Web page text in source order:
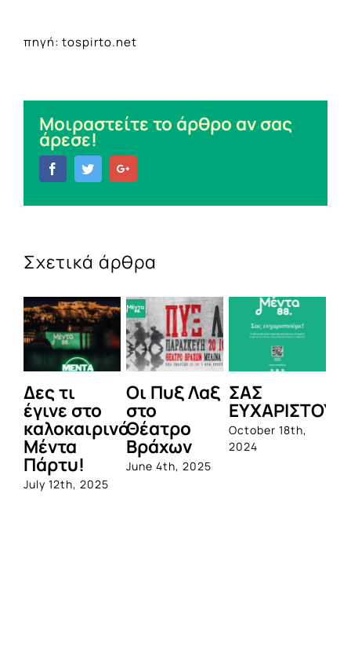
πηγή: tospirto.net
Μοιραστείτε το άρθρο αν σας
άρεσε!
FacebookTwitter
Σχετικά άρθρα
Δες τι
έγινε στο
καλοκαιρινό
Μέντα
Πάρτυ!
July 12th, 2025
Οι Πυξ Λαξ
στο
Θέατρο
Βράχων
June 4th, 2025
ΣΑΣ
October 18th,
2024